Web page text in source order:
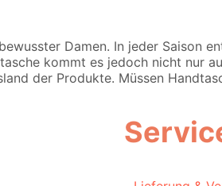
Damen. In jeder Saison
kommt es jedoch nicht nur
der Produkte. Müssen